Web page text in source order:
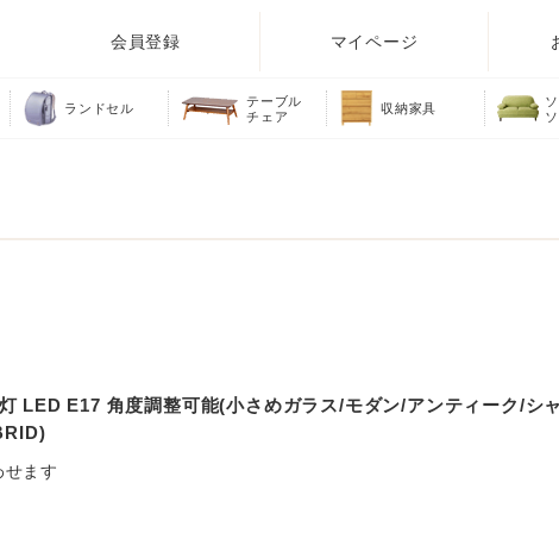
会員登録 マイページ
ランドセル
テーブル
チェア
収納家具
LED E17 角度調整可能(小さめガラス/モダン/アンティーク/シ
せます